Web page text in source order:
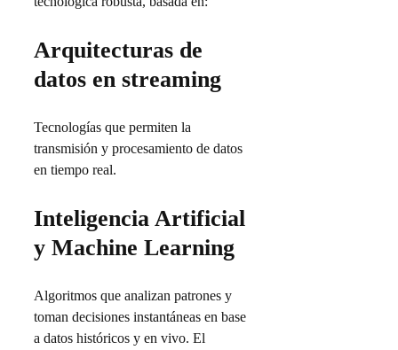
Arquitecturas de
datos en streaming
Tecnologías que permiten la
transmisión y procesamiento de datos
en tiempo real.
Inteligencia Artificial
y Machine Learning
Algoritmos que analizan patrones y
toman decisiones instantáneas en base
a datos históricos y en vivo. El